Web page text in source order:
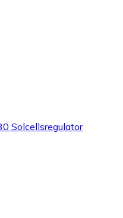
Solcellsregulator